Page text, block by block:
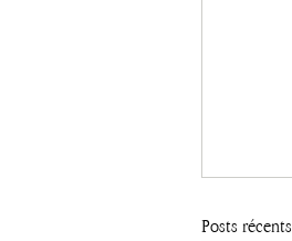
Posts récents